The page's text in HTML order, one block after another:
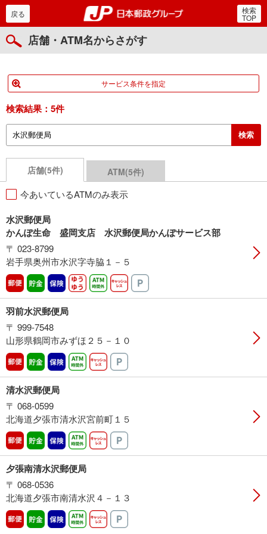
郵便局・日本郵政グルー
戻る 検索
TOP
店舗・ATM名からさがす
サービス条件を指定
検索結果： 5件
店舗(5件) ATM(5件)
今あいているATMのみ表示
水沢郵便局
かんぽ生命 盛岡支店 水沢郵便局かんぽサービス部
〒 023-8799
岩手県奥州市水沢字寺脇１－５
郵便 貯金 保険 ゆうゆうATM時間外キャッシュレス
羽前水沢郵便局
〒 999-7548
山形県鶴岡市みずほ２５－１０
郵便 貯金 保険 ATM時間外キャッシュレス
清水沢郵便局
〒 068-0599
北海道夕張市清水沢宮前町１５
郵便 貯金 保険 ATM時間外キャッシュレス
夕張南清水沢郵便局
〒 068-0536
北海道夕張市南清水沢４－１３
郵便 貯金 保険 ATM時間外キャッシュレス